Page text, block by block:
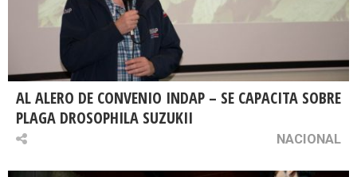
AL ALERO DE CONVENIO INDAP – SE CAPACITA SOBRE
PLAGA DROSOPHILA SUZUKII
NACIONAL